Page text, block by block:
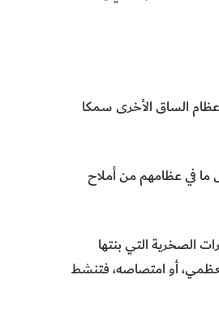
الساق الأخرى سمكا
ما في عظامهم من أملاح
الصخرية التي بنتها
أو امتصاصه، فتنشط